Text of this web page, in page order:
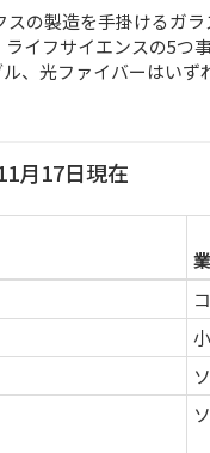
の製造を手掛けるガ
イフサイエンスの5つ
、光ファイバーはいず
月17日現在